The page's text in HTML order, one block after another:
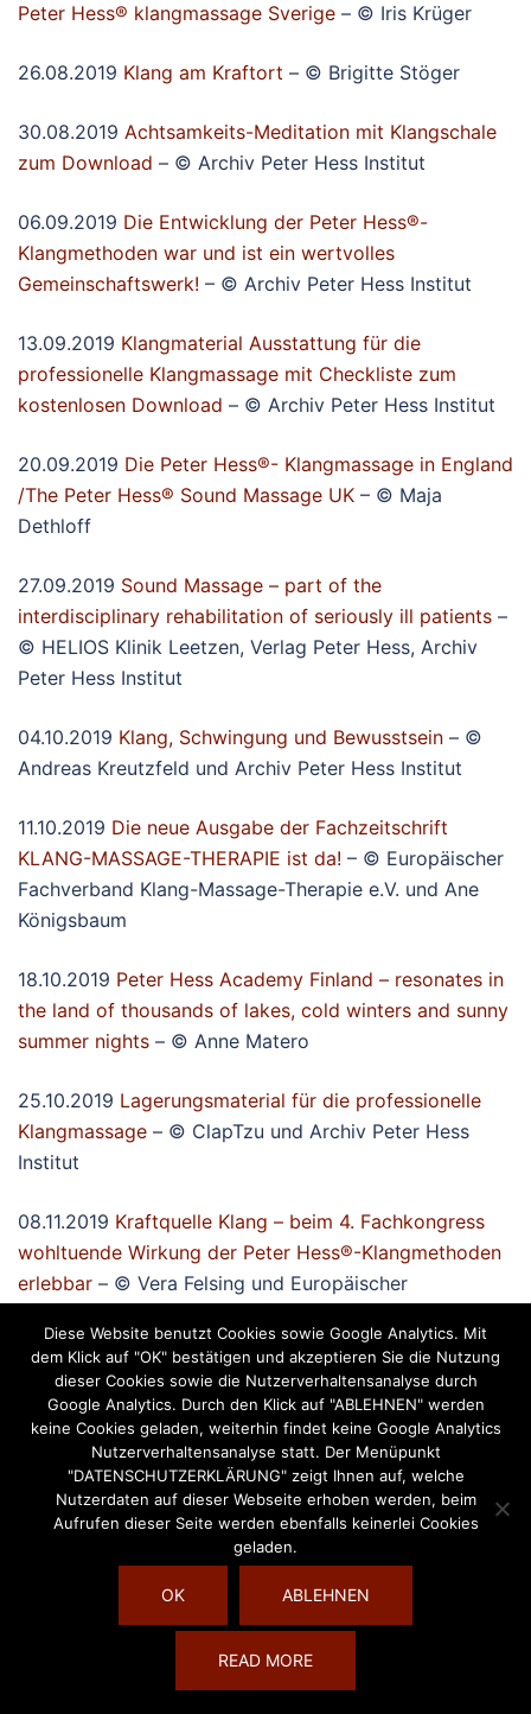
Peter Hess® klangmassage Sverige – © Iris Krüger
26.08.2019 Klang am Kraftort – © Brigitte Stöger
30.08.2019 Achtsamkeits-Meditation mit Klangschale
zum Download – © Archiv Peter Hess Institut
06.09.2019 Die Entwicklung der Peter Hess®-
Klangmethoden war und ist ein wertvolles
Gemeinschaftswerk! – © Archiv Peter Hess Institut
13.09.2019 Klangmaterial Ausstattung für die
professionelle Klangmassage mit Checkliste zum
kostenlosen Download – © Archiv Peter Hess Institut
20.09.2019 Die Peter Hess®- Klangmassage in England
/The Peter Hess® Sound Massage UK – © Maja
Dethloff
27.09.2019 Sound Massage – part of the
interdisciplinary rehabilitation of seriously ill patients –
© HELIOS Klinik Leetzen, Verlag Peter Hess, Archiv
Peter Hess Institut
04.10.2019 Klang, Schwingung und Bewusstsein – ©
Andreas Kreutzfeld und Archiv Peter Hess Institut
11.10.2019 Die neue Ausgabe der Fachzeitschrift
KLANG-MASSAGE-THERAPIE ist da! – © Europäischer
Fachverband Klang-Massage-Therapie e.V. und Ane
Königsbaum
18.10.2019 Peter Hess Academy Finland – resonates in
the land of thousands of lakes, cold winters and sunny
summer nights – © Anne Matero
25.10.2019 Lagerungsmaterial für die professionelle
Klangmassage – © ClapTzu und Archiv Peter Hess
Institut
08.11.2019 Kraftquelle Klang – beim 4. Fachkongress
wohltuende Wirkung der Peter Hess®-Klangmethoden
erlebbar – © Vera Felsing und Europäischer
15.11.2019Peter Hess® Akademie Polen- zwei
Jahrzehnte der Entwicklung von Klangmassage und
Klangtherapie / Akademia Petera Hessa – dwie dekady
rozwijania w Polsce metody masażu i terapii
– ©
Malgosia Musiol
Peter Hess® Sound Methods in Treatment
and Prevention of Burnout
– © Rosa Matzenberger und
Diese Website benutzt Cookies sowie Google Analytics. Mit
dem Klick auf "OK" bestätigen und akzeptieren Sie die Nutzung
dieser Cookies sowie die Nutzerverhaltensanalyse durch
Google Analytics. Durch den Klick auf "ABLEHNEN" werden
keine Cookies geladen, weiterhin findet keine Google Analytics
Nutzerverhaltensanalyse statt. Der Menüpunkt
"DATENSCHUTZERKLÄRUNG" zeigt Ihnen auf, welche
Nutzerdaten auf dieser Webseite erhoben werden, beim
Aufrufen dieser Seite werden ebenfalls keinerlei Cookies
geladen.
OK ABLEHNEN
READ MORE